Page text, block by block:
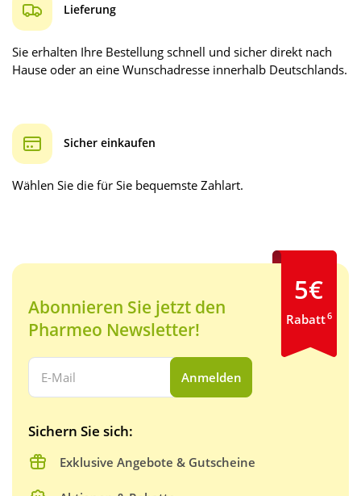
Lieferung
Sie erhalten Ihre Bestellung schnell und sicher direkt nach
Hause oder an eine Wunschadresse innerhalb Deutschlands.
Sicher einkaufen
Wählen Sie die für Sie bequemste Zahlart.
Abonnieren Sie jetzt den
Pharmeo Newsletter!
Ihre E-Mail Adresse:
Anmelden
Sichern Sie sich:
Exklusive Angebote & Gutscheine
5€
Rabatt6